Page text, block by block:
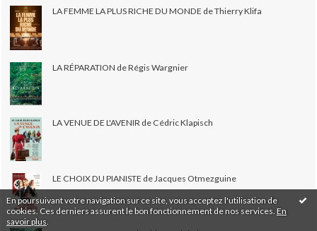
En poursuivant votre navigation sur ce site, vous acceptez l'utilisation de
cookies. Ces derniers assurent le bon fonctionnement de nos services. En
savoir plus
LA FEMME LA PLUS RICHE DU MONDE de Thierry Klifa
LA RÉPARATION de Régis Wargnier
LA VENUE DE L'AVENIR de Cédric Klapisch
LE CHOIX DU PIANISTE de Jacques Otmezguine